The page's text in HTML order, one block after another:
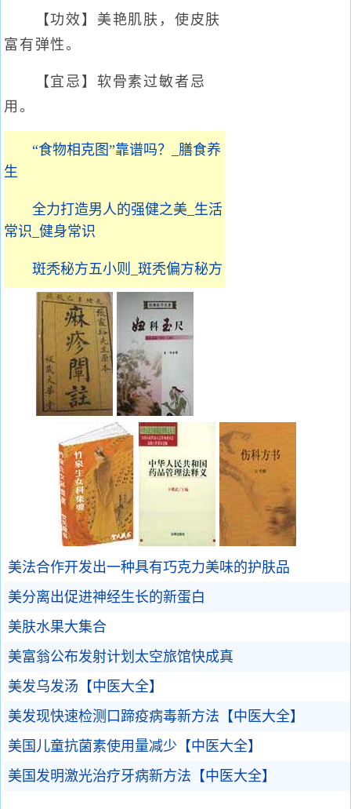
【功效】美艳肌肤，使皮肤
富有弹性。
【宜忌】软骨素过敏者忌
用。
“食物相克图”靠谱吗？_膳食养
生
全力打造男人的强健之美_生活
常识_健身常识
斑秃秘方五小则_斑秃偏方秘方
美法合作开发出一种具有巧克力美味的护肤品
美分离出促进神经生长的新蛋白
美肤水果大集合
美富翁公布发射计划太空旅馆快成真
美发乌发汤【中医大全】
美发现快速检测口蹄疫病毒新方法【中医大全】
美国儿童抗菌素使用量减少【中医大全】
美国发明激光治疗牙病新方法【中医大全】